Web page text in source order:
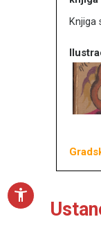
accessibility_new
Knjiga
MDC